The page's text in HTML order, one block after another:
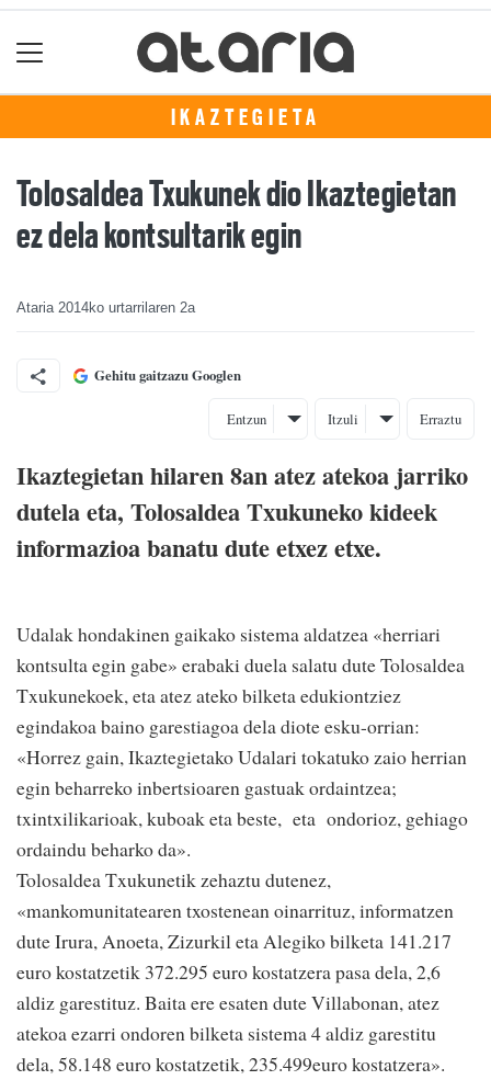
IKAZTEGIETA
Tolosaldea Txukunek dio Ikaztegietan
ez dela kontsultarik egin
Ataria 2014ko urtarrilaren 2a
Gehitu gaitzazu Googlen
Entzun Itzuli Erraztu
Ikaztegietan hilaren 8an atez atekoa jarriko
dutela eta, Tolosaldea Txukuneko kideek
informazioa banatu dute etxez etxe.
Udalak hondakinen gaikako sistema aldatzea «herriari
kontsulta egin gabe» erabaki duela salatu dute Tolosaldea
Txukunekoek, eta atez ateko bilketa edukiontziez
egindakoa baino garestiagoa dela diote esku-orrian:
«Horrez gain, Ikaztegietako Udalari tokatuko zaio herrian
egin beharreko inbertsioaren gastuak ordaintzea;
txintxilikarioak, kuboak eta beste, eta ondorioz, gehiago
ordaindu beharko da».
Tolosaldea Txukunetik zehaztu dutenez,
«mankomunitatearen txostenean oinarrituz, informatzen
dute Irura, Anoeta, Zizurkil eta Alegiko bilketa 141.217
euro kostatzetik 372.295 euro kostatzera pasa dela, 2,6
aldiz garestituz. Baita ere esaten dute Villabonan, atez
atekoa ezarri ondoren bilketa sistema 4 aldiz garestitu
dela, 58.148 euro kostatzetik, 235.499euro kostatzera».